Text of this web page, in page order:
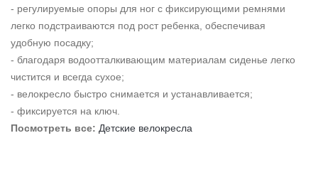
- регулируемые опоры для ног с фиксирующими ремнями
легко подстраиваются под рост ребенка, обеспечивая
удобную посадку;
- благодаря водоотталкивающим материалам сиденье легко
чистится и всегда сухое;
- велокресло быстро снимается и устанавливается;
- фиксируется на ключ.
Посмотреть все: Детские велокресла